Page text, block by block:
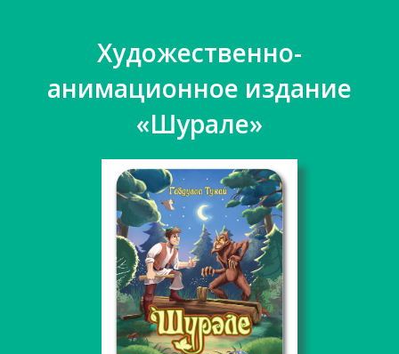
Художественно-
анимационное издание
«Шурале»